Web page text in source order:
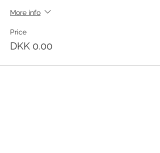
More info
Price
DKK 0.00